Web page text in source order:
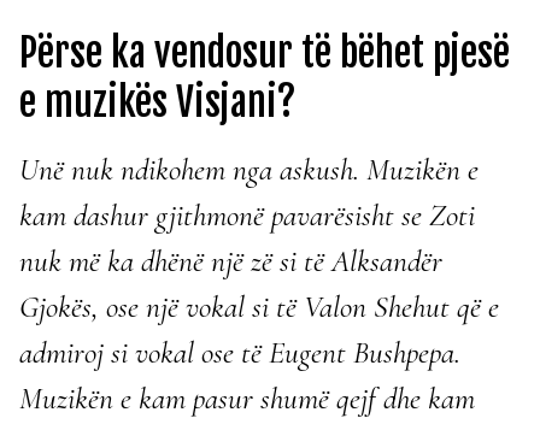
Përse ka vendosur të bëhet pjesë
e muzikës Visjani?
Unë nuk ndikohem nga askush. Muzikën e
kam dashur gjithmonë pavarësisht se Zoti
nuk më ka dhënë një zë si të Alksandër
Gjokës, ose një vokal si të Valon Shehut që e
admiroj si vokal ose të Eugent Bushpepa.
Muzikën e kam pasur shumë qejf dhe kam